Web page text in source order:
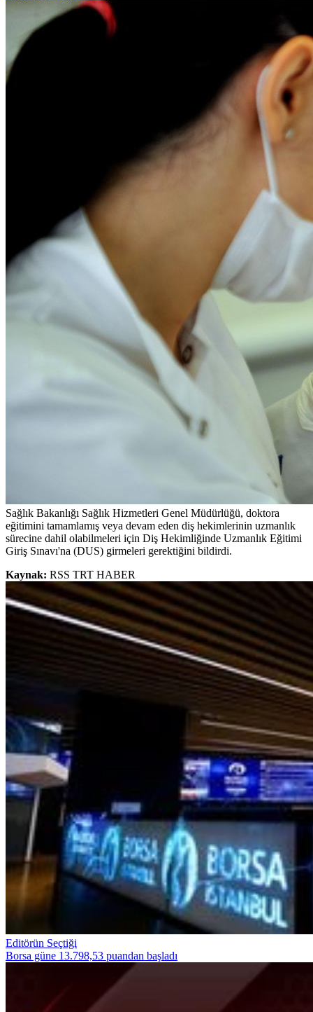
Sağlık Bakanlığı Sağlık Hizmetleri Genel Müdürlüğü, doktora
eğitimini tamamlamış veya devam eden diş hekimlerinin uzmanlık
sürecine dahil olabilmeleri için Diş Hekimliğinde Uzmanlık Eğitimi
Giriş Sınavı'na (DUS) girmeleri gerektiğini bildirdi.
Kaynak: RSS TRT HABER
Editörün Seçtiği
Borsa güne 13.798,53 puandan başladı